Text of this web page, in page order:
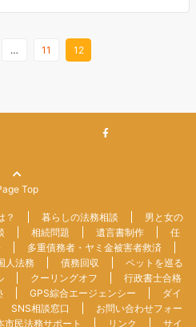
… 11 12
Top
？ 暮らしの法務相談
男と女の
相続問題 遺言書制作
任
多重債務者・ヤミ金被害者救済
人法務 債務回収
ペットを巡る
クーリングオフ
行政書士合格
GPS綜合エージェンシー
ダイ
SNS相談窓口
お問い合わせフォー
市民法務サポート リンク サイ